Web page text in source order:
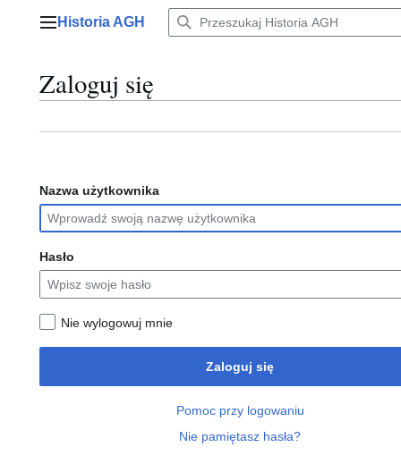
Menu główne
Historia AGH
Zaloguj się
Nazwa użytkownika
Hasło
Nie wylogowuj mnie
Zaloguj się
Pomoc przy logowaniu
Nie pamiętasz hasła?